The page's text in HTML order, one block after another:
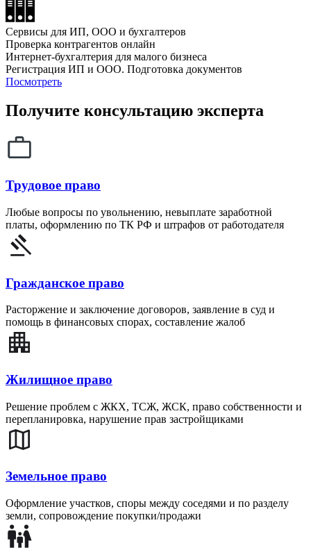
Сервисы для ИП, ООО и бухгалтеров
Проверка контрагентов онлайн
Интернет-бухгалтерия для малого бизнеса
Регистрация ИП и ООО. Подготовка документов
Посмотреть
Получите консультацию эксперта
Трудовое право
Любые вопросы по увольнению, невыплате заработной
платы, оформлению по ТК РФ и штрафов от работодателя
Гражданское право
Расторжение и заключение договоров, заявление в суд и
помощь в финансовых спорах, составление жалоб
Жилищное право
Решение проблем с ЖКХ, ТСЖ, ЖСК, право собственности и
перепланировка, нарушение прав застройщиками
Земельное право
Оформление участков, споры между соседями и по разделу
земли, сопровождение покупки/продажи